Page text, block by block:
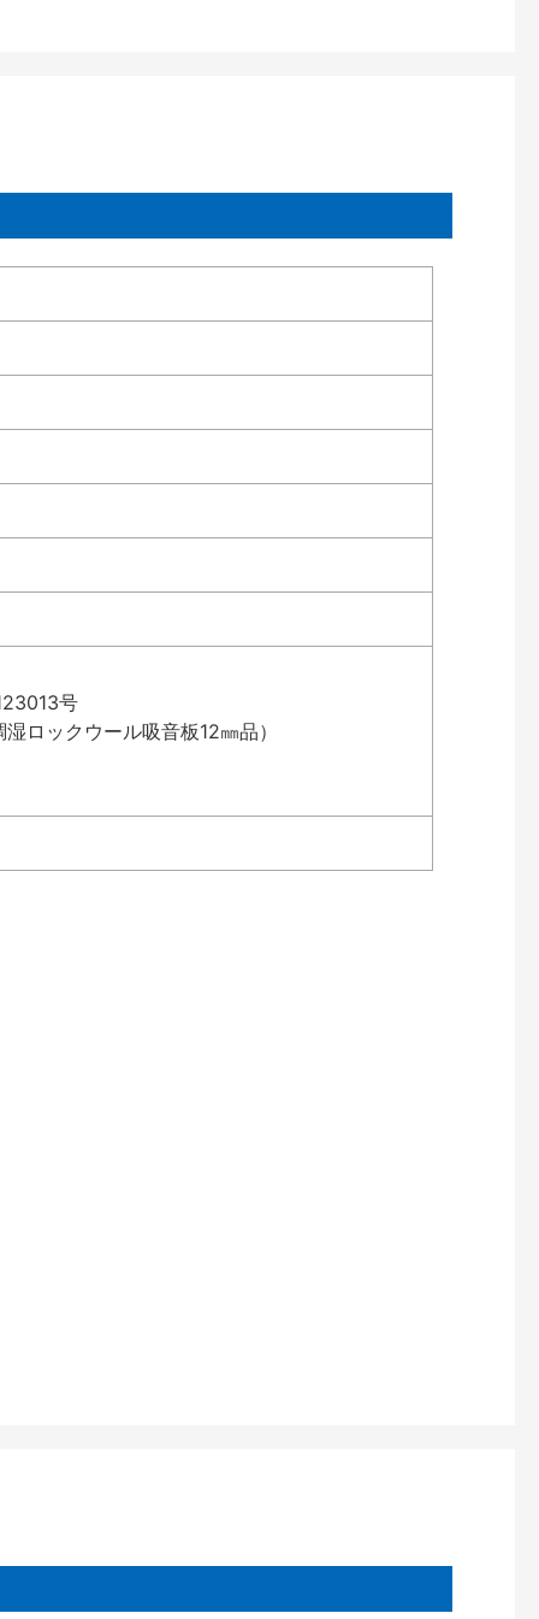
号
ロックウール吸音板12㎜品）